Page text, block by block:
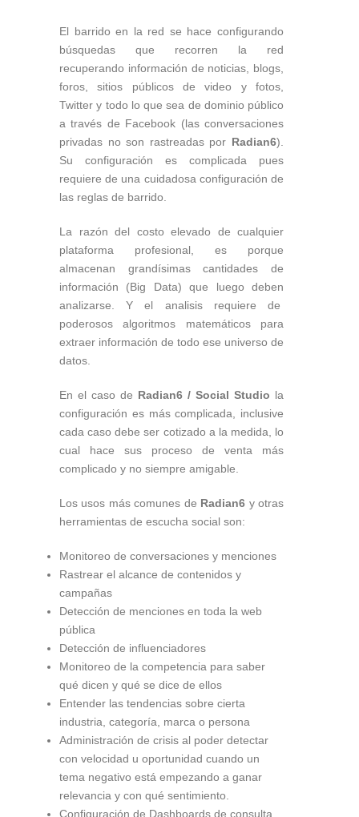
El barrido en la red se hace configurando
búsquedas que recorren la red
recuperando información de noticias, blogs,
foros, sitios públicos de video y fotos,
Twitter y todo lo que sea de dominio público
a través de Facebook (las conversaciones
privadas no son rastreadas por Radian6).
Su configuración es complicada pues
requiere de una cuidadosa configuración de
las reglas de barrido.
La razón del costo elevado de cualquier
plataforma profesional, es porque
almacenan grandísimas cantidades de
información (Big Data) que luego deben
analizarse. Y el analisis requiere de
poderosos algoritmos matemáticos para
extraer información de todo ese universo de
datos.
En el caso de Radian6 / Social Studio la
configuración es más complicada, inclusive
cada caso debe ser cotizado a la medida, lo
cual hace sus proceso de venta más
complicado y no siempre amigable.
Los usos más comunes de Radian6 y otras
herramientas de escucha social son:
Monitoreo de conversaciones y menciones
Rastrear el alcance de contenidos y
campañas
Detección de menciones en toda la web
pública
Detección de influenciadores
Monitoreo de la competencia para saber
qué dicen y qué se dice de ellos
Entender las tendencias sobre cierta
industria, categoría, marca o persona
Administración de crisis al poder detectar
con velocidad u oportunidad cuando un
tema negativo está empezando a ganar
relevancia y con qué sentimiento.
Configuración de Dashboards de consulta.